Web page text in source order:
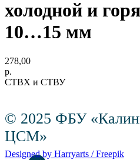
холодной и
10…15 мм
278,00
р.
СТВХ и СТВУ
© 2025 ФБУ
ЦСМ»
Designed by Harryarts / Freepik